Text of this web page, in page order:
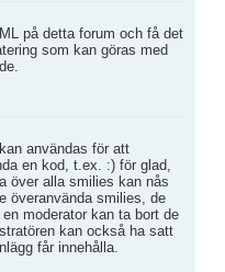
på detta forum och få det
som kan göras med
användas för att
en kod, t.ex. :) för glad,
över alla smilies kan nås
överanvända smilies, de
moderator kan ta bort de
kan också ha satt
får innehålla.